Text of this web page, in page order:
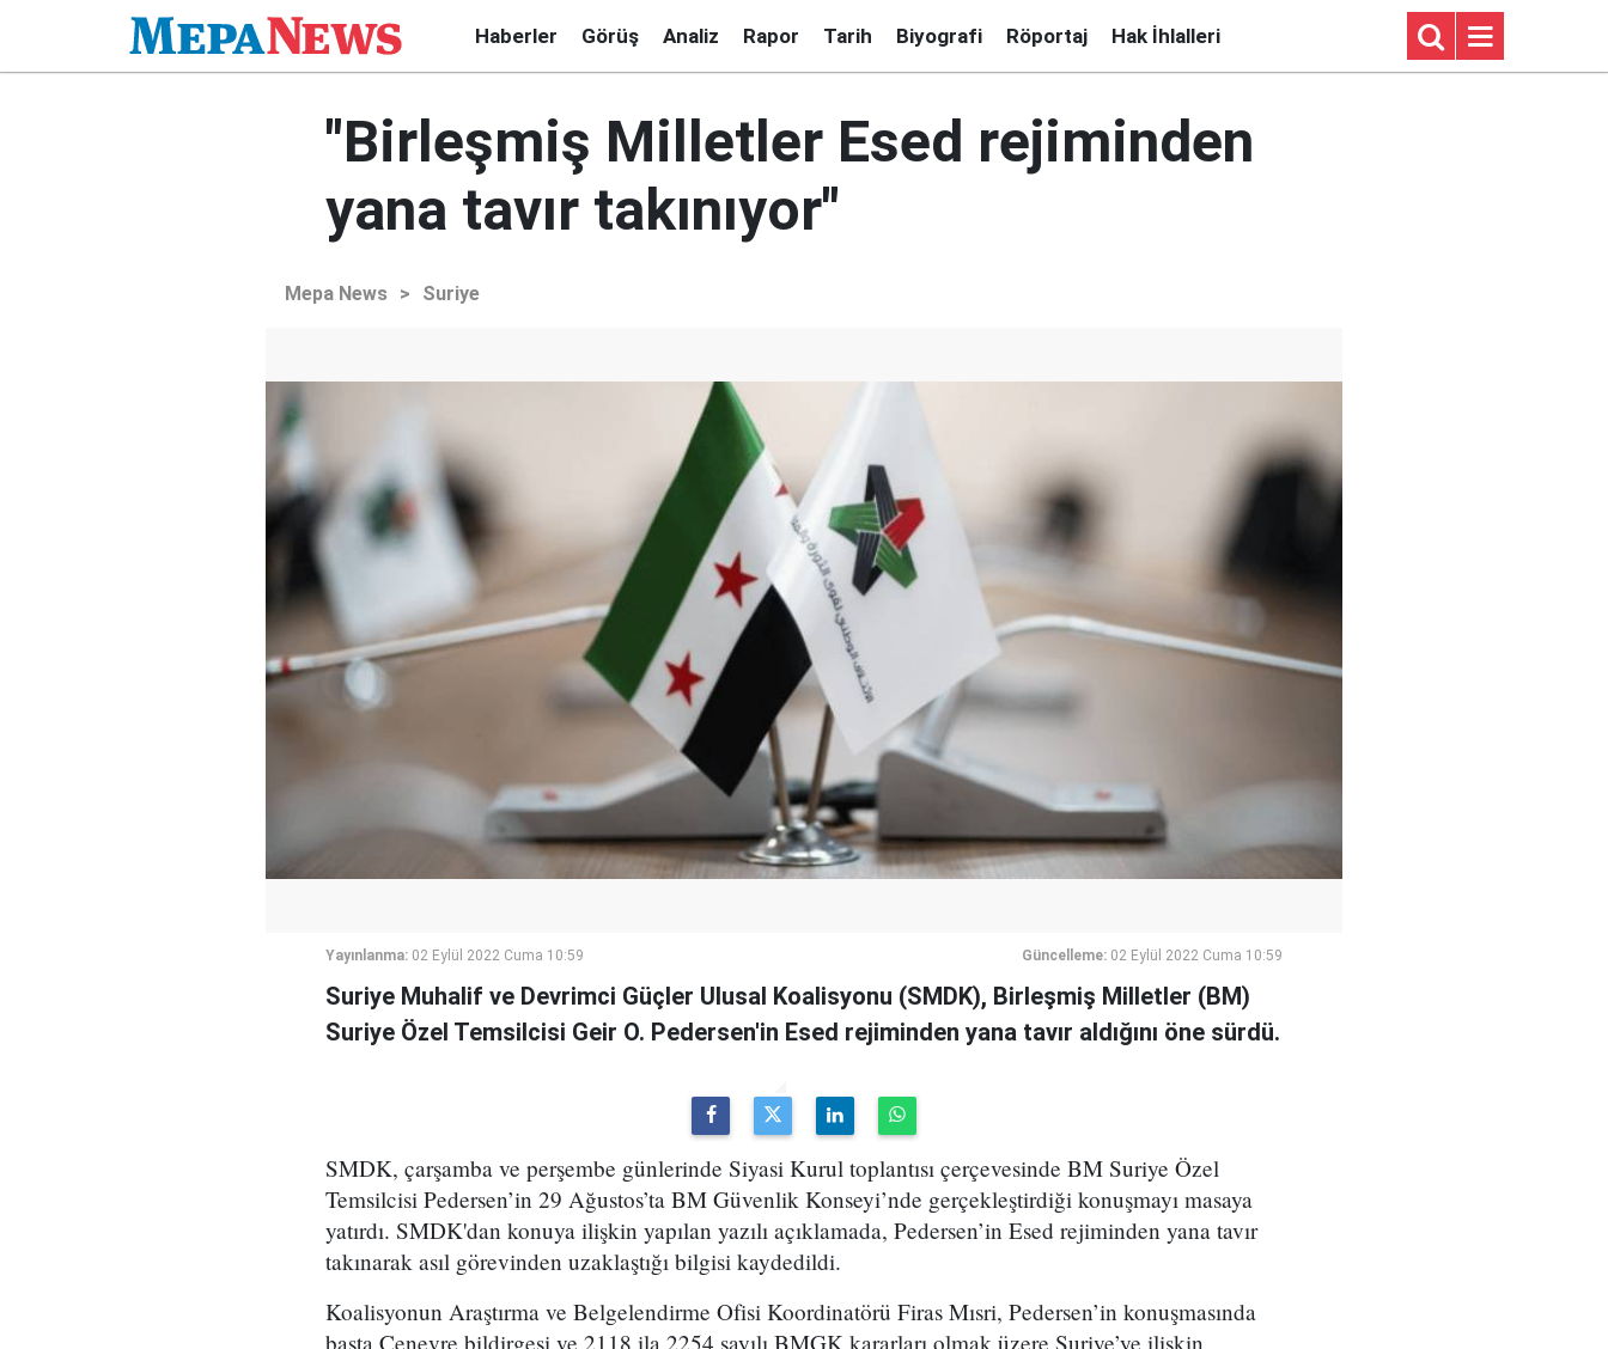
Haberler Görüş Analiz Rapor Tarih Biyografi Röportaj Hak İhlalleri
"Birleşmiş Milletler Esed rejiminden
yana tavır takınıyor"
Mepa News > Suriye
Yayınlanma: 02 Eylül 2022 Cuma 10:59 Güncelleme: 02 Eylül 2022 Cuma 10:59
Suriye Muhalif ve Devrimci Güçler Ulusal Koalisyonu (SMDK), Birleşmiş Milletler (BM)
Suriye Özel Temsilcisi Geir O. Pedersen'in Esed rejiminden yana tavır aldığını öne sürdü.
SMDK, çarşamba ve perşembe günlerinde Siyasi Kurul toplantısı çerçevesinde BM Suriye Özel
Temsilcisi Pedersen’in 29 Ağustos’ta BM Güvenlik Konseyi’nde gerçekleştirdiği konuşmayı masaya
yatırdı. SMDK'dan konuya ilişkin yapılan yazılı açıklamada, Pedersen’in Esed rejiminden yana tavır
takınarak asıl görevinden uzaklaştığı bilgisi kaydedildi.
Koalisyonun Araştırma ve Belgelendirme Ofisi Koordinatörü Firas Mısri, Pedersen’in konuşmasında
başta Cenevre bildirgesi ve 2118 ila 2254 sayılı BMGK kararları olmak üzere Suriye’ye ilişkin